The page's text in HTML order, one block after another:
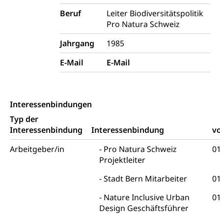
Beruf
Leiter Biodiversitätspolitik
Pro Natura Schweiz
Jahrgang
1985
E-Mail
E-Mail
Interessenbindungen
Typ der
Interessenbindung
Interessenbindung
Arbeitgeber/in
Pro Natura Schweiz
Projektleiter
Stadt Bern Mitarbeiter
Nature Inclusive Urban
Design Geschäftsführer